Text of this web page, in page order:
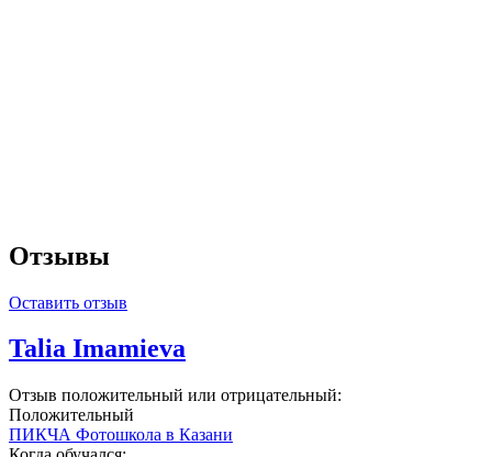
Отзывы
Оставить отзыв
Talia Imamieva
Отзыв положительный или отрицательный:
Положительный
ПИКЧА Фотошкола в Казани